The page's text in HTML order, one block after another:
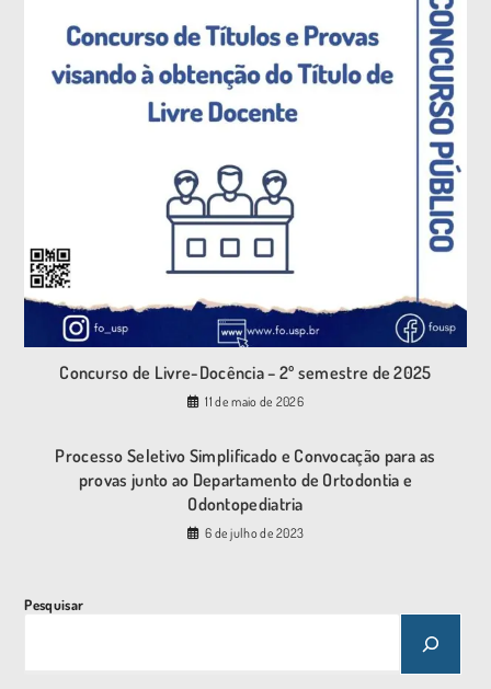
Concurso de Livre-Docência – 2º semestre de 2025
11 de maio de 2026
Processo Seletivo Simplificado e Convocação para as
provas junto ao Departamento de Ortodontia e
Odontopediatria
6 de julho de 2023
Pesquisar